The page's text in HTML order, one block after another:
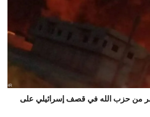
و6 عناصر من حزب الله في قصف إسرائيلي على